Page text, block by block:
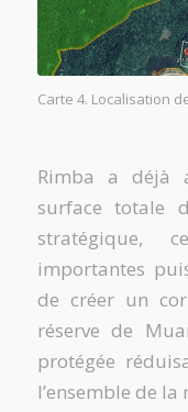
Carte 4. Localisation
Rimba a déjà
surface totale
stratégique,
importantes
de créer un
réserve de
protégée
l’ensemble de la